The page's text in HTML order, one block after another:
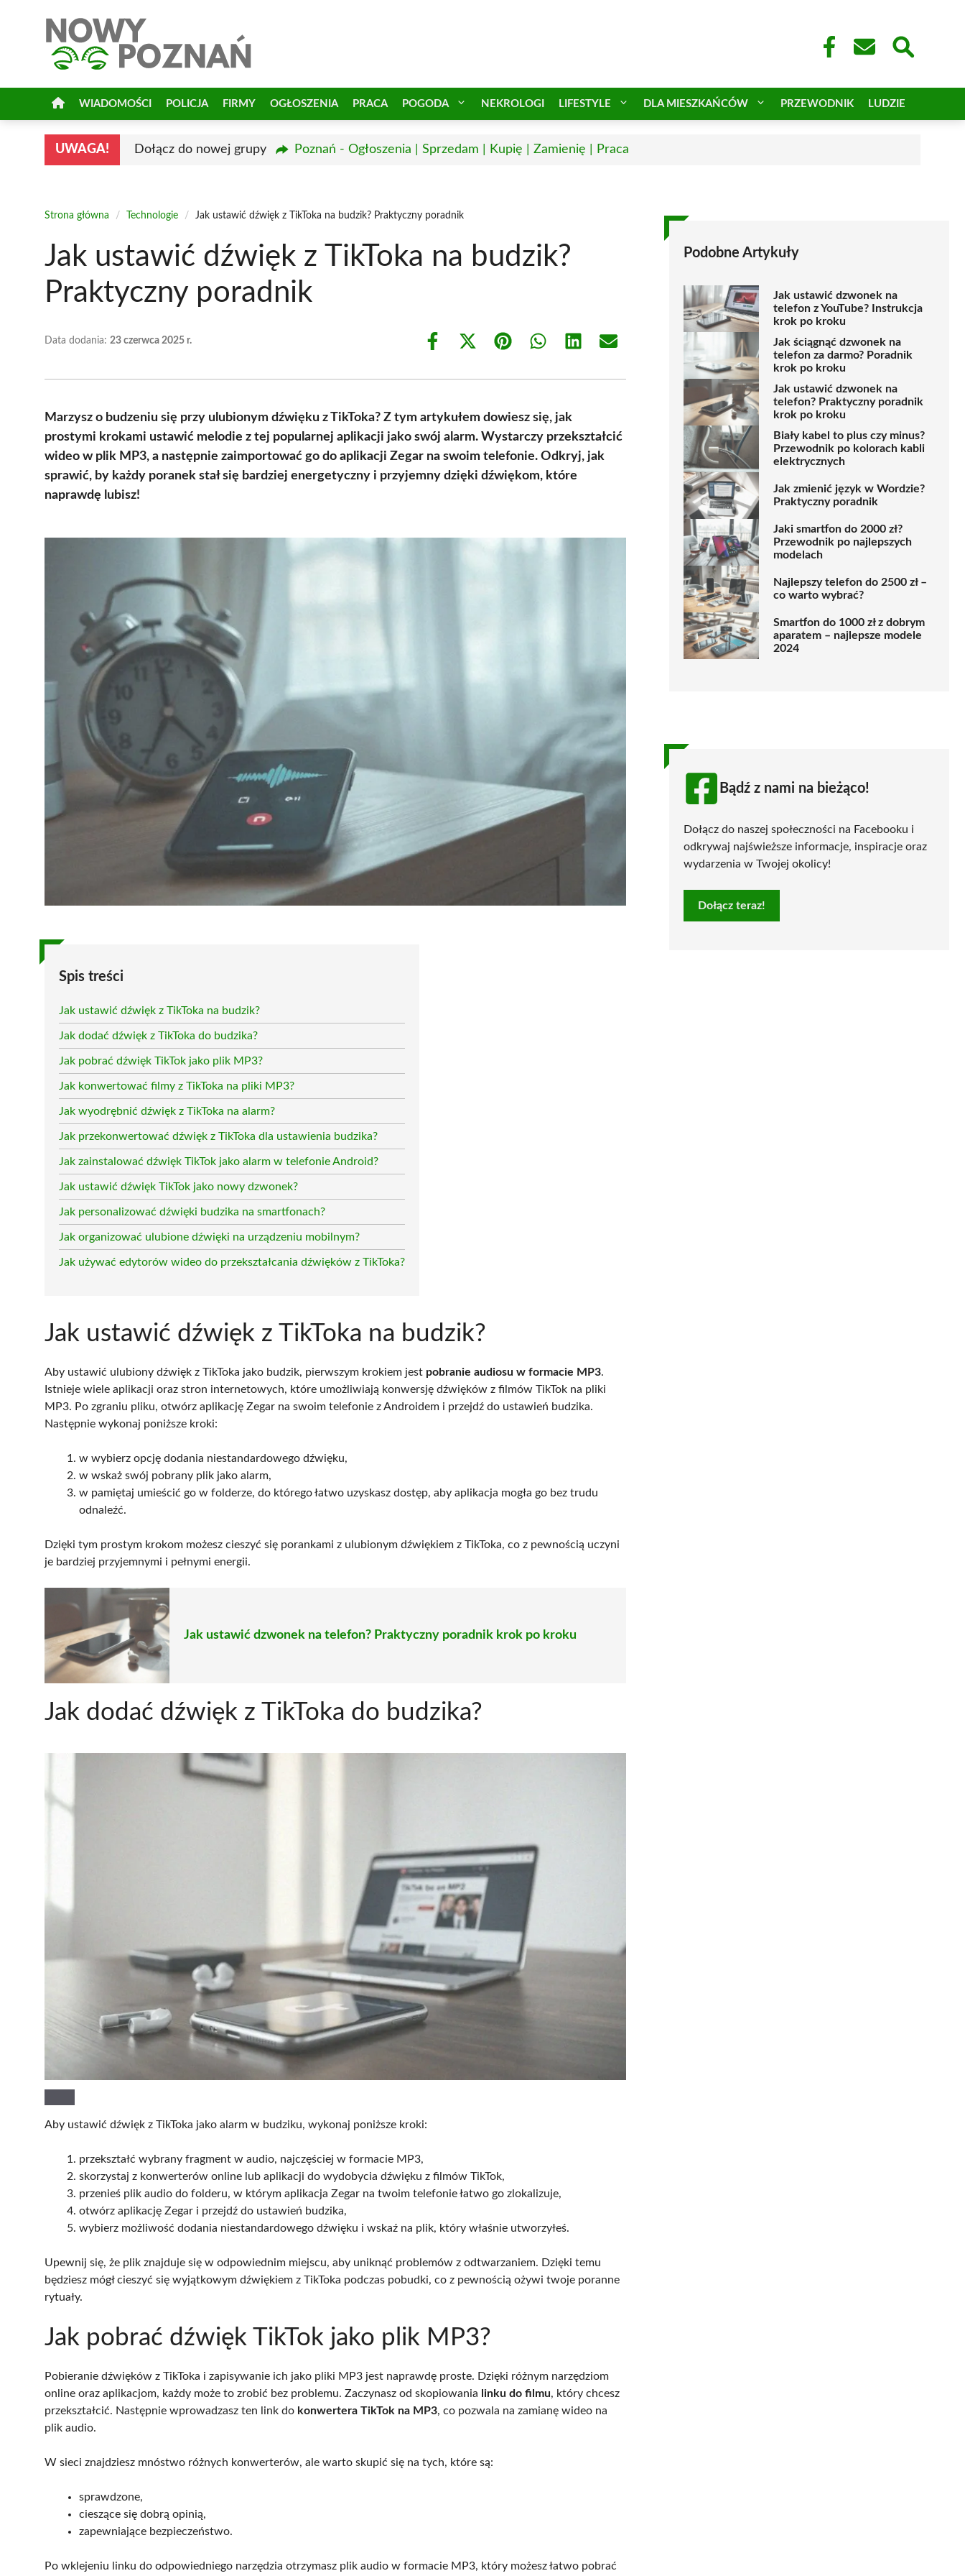
WIADOMOŚCI POLICJA FIRMY OGŁOSZENIA PRACA POGODA NEKROLOGI LIFESTYLE DLA MIESZKAŃCÓW PRZEWODNIK LUDZIE
UWAGA! Dołącz do nowej grupy Poznań - Ogłoszenia | Sprzedam | Kupię | Zamienię | Praca
Strona główna / Technologie / Jak ustawić dźwięk z TikToka na budzik? Praktyczny poradnik
Jak ustawić dźwięk z TikToka na budzik?
Praktyczny poradnik
Data dodania: 23 czerwca 2025 r.
Share
Share
(Twitter)
Share Share Share Share
Marzysz o budzeniu się przy ulubionym dźwięku z TikToka? Z tym artykułem dowiesz się, jak
prostymi krokami ustawić melodie z tej popularnej aplikacji jako swój alarm. Wystarczy przekształcić
wideo w plik MP3, a następnie zaimportować go do aplikacji Zegar na swoim telefonie. Odkryj, jak
sprawić, by każdy poranek stał się bardziej energetyczny i przyjemny dzięki dźwiękom, które
naprawdę lubisz!
Spis treści
Jak ustawić dźwięk z TikToka na budzik?
Jak dodać dźwięk z TikToka do budzika?
Jak pobrać dźwięk TikTok jako plik MP3?
Jak konwertować filmy z TikToka na pliki MP3?
Jak wyodrębnić dźwięk z TikToka na alarm?
Jak przekonwertować dźwięk z TikToka dla ustawienia budzika?
Jak zainstalować dźwięk TikTok jako alarm w telefonie Android?
Jak ustawić dźwięk TikTok jako nowy dzwonek?
Jak personalizować dźwięki budzika na smartfonach?
Jak organizować ulubione dźwięki na urządzeniu mobilnym?
Jak używać edytorów wideo do przekształcania dźwięków z TikToka?
Jak ustawić dźwięk z TikToka na budzik?
Aby ustawić ulubiony dźwięk z TikToka jako budzik, pierwszym krokiem jest pobranie audiosu w formacie MP3.
Istnieje wiele aplikacji oraz stron internetowych, które umożliwiają konwersję dźwięków z filmów TikTok na pliki
MP3. Po zgraniu pliku, otwórz aplikację Zegar na swoim telefonie z Androidem i przejdź do ustawień budzika.
Następnie wykonaj poniższe kroki:
w wybierz opcję dodania niestandardowego dźwięku,
w wskaż swój pobrany plik jako alarm,
w pamiętaj umieścić go w folderze, do którego łatwo uzyskasz dostęp, aby aplikacja mogła go bez trudu
odnaleźć.
Dzięki tym prostym krokom możesz cieszyć się porankami z ulubionym dźwiękiem z TikToka, co z pewnością uczyni
je bardziej przyjemnymi i pełnymi energii.
Jak ustawić dzwonek na telefon? Praktyczny poradnik krok po kroku
Jak dodać dźwięk z TikToka do budzika?
Aby ustawić dźwięk z TikToka jako alarm w budziku, wykonaj poniższe kroki:
przekształć wybrany fragment w audio, najczęściej w formacie MP3,
skorzystaj z konwerterów online lub aplikacji do wydobycia dźwięku z filmów TikTok,
przenieś plik audio do folderu, w którym aplikacja Zegar na twoim telefonie łatwo go zlokalizuje,
otwórz aplikację Zegar i przejdź do ustawień budzika,
wybierz możliwość dodania niestandardowego dźwięku i wskaź na plik, który właśnie utworzyłeś.
Upewnij się, że plik znajduje się w odpowiednim miejscu, aby uniknąć problemów z odtwarzaniem. Dzięki temu
będziesz mógł cieszyć się wyjątkowym dźwiękiem z TikToka podczas pobudki, co z pewnością ożywi twoje poranne
rytuały.
Jak pobrać dźwięk TikTok jako plik MP3?
Pobieranie dźwięków z TikToka i zapisywanie ich jako pliki MP3 jest naprawdę proste. Dzięki różnym narzędziom
online oraz aplikacjom, każdy może to zrobić bez problemu. Zaczynasz od skopiowania linku do filmu, który chcesz
przekształcić. Następnie wprowadzasz ten link do konwertera TikTok na MP3, co pozwala na zamianę wideo na
plik audio.
W sieci znajdziesz mnóstwo różnych konwerterów, ale warto skupić się na tych, które są:
sprawdzone,
cieszące się dobrą opinią,
zapewniające bezpieczeństwo.
Po wklejeniu linku do odpowiedniego narzędzia otrzymasz plik audio w formacie MP3, który możesz łatwo pobrać
Podobne Artykuły
Jak ustawić dzwonek na
telefon z YouTube? Instrukcja
krok po kroku
Jak ściągnąć dzwonek na
telefon za darmo? Poradnik
krok po kroku
Jak ustawić dzwonek na
telefon? Praktyczny poradnik
krok po kroku
Biały kabel to plus czy minus?
Przewodnik po kolorach kabli
elektrycznych
Jak zmienić język w Wordzie?
Praktyczny poradnik
Jaki smartfon do 2000 zł?
Przewodnik po najlepszych
modelach
Najlepszy telefon do 2500 zł –
co warto wybrać?
Smartfon do 1000 zł z dobrym
aparatem – najlepsze modele
2024
Bądź z nami na bieżąco!
Dołącz do naszej społeczności na Facebooku i
odkrywaj najświeższe informacje, inspiracje oraz
wydarzenia w Twojej okolicy!
Dołącz teraz!